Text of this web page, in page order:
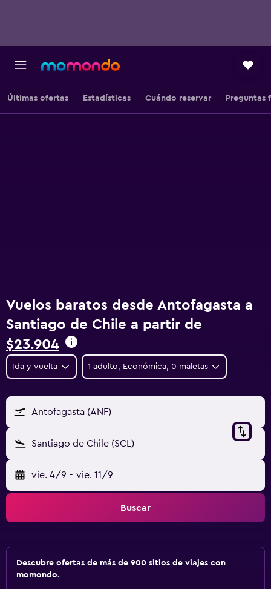
Últimas ofertas Estadísticas Cuándo reservar Preguntas
Vuelos baratos desde Antofagasta a
Santiago de Chile a partir de
$23.904
Ida y vuelta 1 adulto, Económica, 0 maletas
Antofagasta (ANF)
Santiago de Chile (SCL)
vie. 4/9 - vie. 11/9
Buscar
Descubre ofertas de más de 900 sitios de viajes con
momondo.